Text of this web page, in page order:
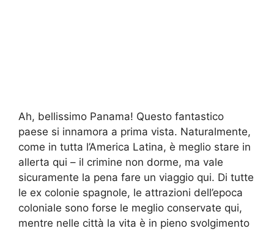
Ah, bellissimo Panama! Questo fantastico
paese si innamora a prima vista. Naturalmente,
come in tutta l’America Latina, è meglio stare in
allerta qui – il crimine non dorme, ma vale
sicuramente la pena fare un viaggio qui. Di tutte
le ex colonie spagnole, le attrazioni dell’epoca
coloniale sono forse le meglio conservate qui,
mentre nelle città la vita è in pieno svolgimento